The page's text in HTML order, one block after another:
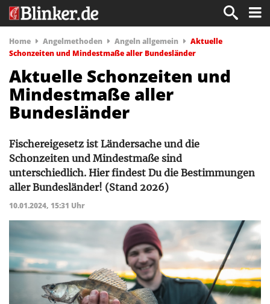
Home Angelmethoden Angeln allgemein
Aktuelle
Schonzeiten und Mindestmaße aller Bundesländer
Aktuelle Schonzeiten und
Mindestmaße aller
Bundesländer
Fischereigesetz ist Ländersache und die
Schonzeiten und Mindestmaße sind
unterschiedlich. Hier findest Du die Bestimmungen
aller Bundesländer! (Stand 2026)
10.01.2024, 15:31 Uhr